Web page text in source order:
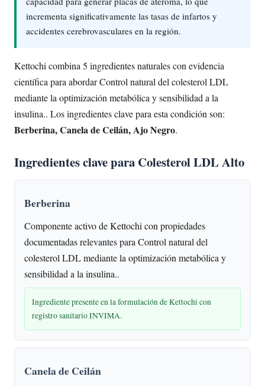
incrementa significativamente las tasas de infartos y
accidentes cerebrovasculares en la región.
Kettochi combina 5 ingredientes naturales con evidencia
científica para abordar Control natural del colesterol LDL
mediante la optimización metabólica y sensibilidad a la
insulina.. Los ingredientes clave para esta condición son:
Berberina, Canela de Ceilán, Ajo Negro.
Ingredientes clave para Colesterol LDL Alto
Berberina
Componente activo de Kettochi con propiedades
documentadas relevantes para Control natural del
colesterol LDL mediante la optimización metabólica y
sensibilidad a la insulina..
Ingrediente presente en la formulación de Kettochi con
registro sanitario INVIMA.
Canela de Ceilán